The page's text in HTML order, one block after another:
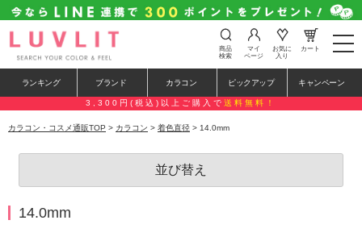
t
o
e
n
t
商品
検索
マイ
ページ
お気に
入り
カート
ランキング ブランド カラコン ピックアップ キャンペーン
3,300円(税込)以上ご購入で 送料無料！
カラコン・コスメ通販TOP > カラコン > 着色直径 > 14.0mm
並び替え
14.0mm